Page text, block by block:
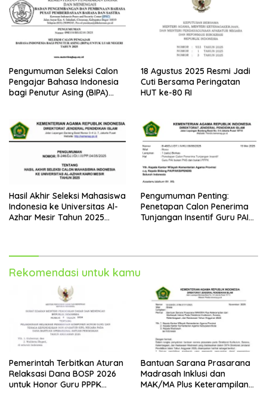
Pengumuman Seleksi Calon
Pengajar Bahasa Indonesia
bagi Penutur Asing (BIPA)
18 Agustus 2025 Resmi Jadi
Cuti Bersama Peringatan
HUT ke-80 RI
Hasil Akhir Seleksi Mahasiswa
Indonesia ke Universitas Al-
Azhar Mesir Tahun 2025
Pengumuman Penting:
Penetapan Calon Penerima
Tunjangan Insentif Guru PAI
Rekomendasi untuk kamu
Pemerintah Terbitkan Aturan
Relaksasi Dana BOSP 2026
untuk Honor Guru PPPK
Bantuan Sarana Prasarana
Madrasah Inklusi dan
MAK/MA Plus Keterampilan